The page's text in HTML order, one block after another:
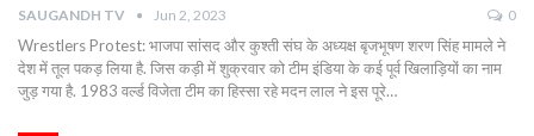
SAUGANDH TV Jun 2, 2023 0
Wrestlers Protest: भाजपा सांसद और कुश्ती संघ के अध्यक्ष बृजभूषण शरण सिंह मामले ने
देश में तूल पकड़ लिया है. जिस कड़ी में शुक्रवार को टीम इंडिया के कई पूर्व खिलाड़ियों का नाम
जुड़ गया है. 1983 वर्ल्ड विजेता टीम का हिस्सा रहे मदन लाल ने इस पूरे…